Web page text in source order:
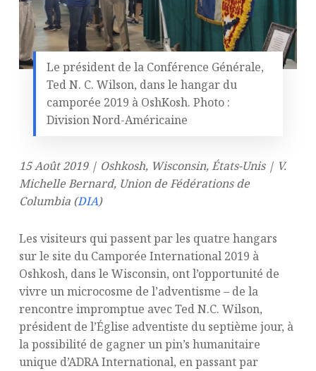
Le président de la Conférence Générale,
Ted N. C. Wilson, dans le hangar du
camporée 2019 à OshKosh. Photo :
Division Nord-Américaine
15 Août 2019 | Oshkosh, Wisconsin, États-Unis | V.
Michelle Bernard, Union de Fédérations de
Columbia (DIA)
Les visiteurs qui passent par les quatre hangars
sur le site du Camporée International 2019 à
Oshkosh, dans le Wisconsin, ont l’opportunité de
vivre un microcosme de l’adventisme – de la
rencontre impromptue avec Ted N.C. Wilson,
président de l’Église adventiste du septième jour, à
la possibilité de gagner un pin’s humanitaire
unique d’ADRA International, en passant par